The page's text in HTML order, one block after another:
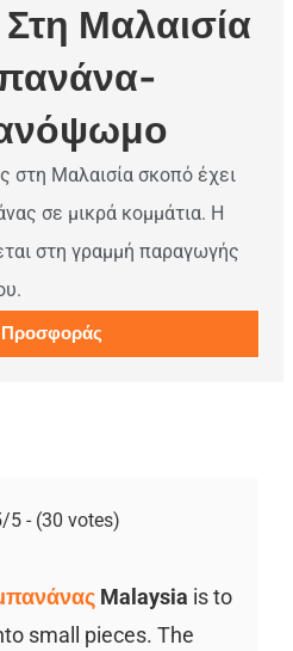
Μαλαισία
στη Μαλαισία σκοπό έχει
σε μικρά κομμάτια. Η
στη γραμμή παραγωγής
5 - (30 votes)
Malaysia is to
small pieces. The